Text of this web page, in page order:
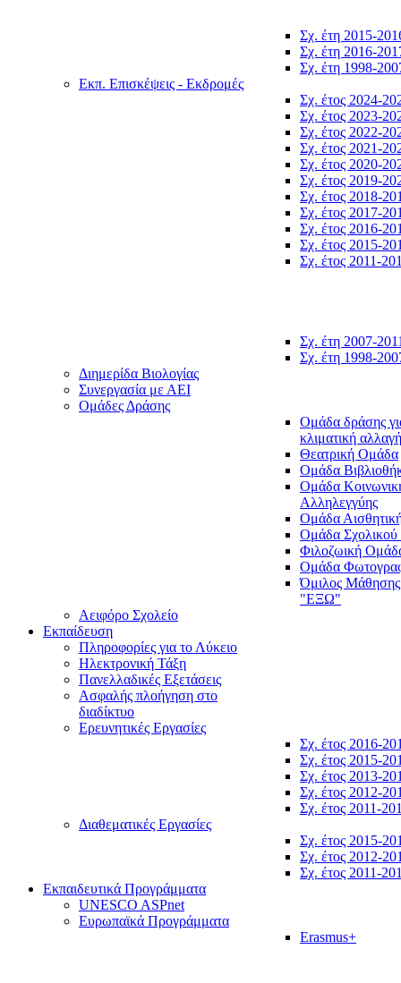
Σχ. έτη 2015-
Σχ. έτη 2016-
Σχ. έτη 1998-
Εκπ. Επισκέψεις - Εκδρομές
Σχ. έτος 2024-
Σχ. έτος 2023-
Σχ. έτος 2022-
Σχ. έτος 2021-
Σχ. έτος 2020-
Σχ. έτος 2019-
Σχ. έτος 2018-
Σχ. έτος 2017-
Σχ. έτος 2016-
Σχ. έτος 2015-
Σχ. έτος 2011-
Σχ. έτη 2007-
Σχ. έτη 1998-
Διημερίδα Βιολογίας
Συνεργασία με ΑΕΙ
Ομάδες Δράσης
Ομάδα δράσης
κλιματική αλλαγή
Θεατρική Ομάδα
Ομάδα
Ομάδα
Αλληλεγγύης
Ομάδα
Ομάδα
Φιλοζωική
Ομάδα
Όμιλος Μάθησης
"ΕΞΩ"
Αειφόρο Σχολείο
Εκπαίδευση
Πληροφορίες για το Λύκειο
Ηλεκτρονική Τάξη
Πανελλαδικές Εξετάσεις
Ασφαλής πλοήγηση στο
διαδίκτυο
Ερευνητικές Εργασίες
Σχ. έτος 2016-
Σχ. έτος 2015-
Σχ. έτος 2013-
Σχ. έτος 2012-
Σχ. έτος 2011-
Διαθεματικές Εργασίες
Σχ. έτος 2015-
Σχ. έτος 2012-
Σχ. έτος 2011-
Εκπαιδευτικά Προγράμματα
UNESCO ASPnet
Ευρωπαϊκά Προγράμματα
Erasmus+